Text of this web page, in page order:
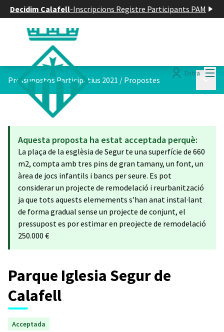
Decidim Calafell-Inscripcions Registre Participants PAM
Entra
Pressupostos Participatius 2021 / Propostes
Aquesta proposta ha estat acceptada perquè:
La plaça de la esglèsia de Segur te una superfície de 660
m2, compta amb tres pins de gran tamany, un font, un
àrea de jocs infantils i bancs per seure. Es pot
considerar un projecte de remodelació i reurbanització
ja que tots aquests elemements s'han anat instal·lant
de forma gradual sense un projecte de conjunt, el
pressupost es por estimar en preojecte de remodelació
250.000 €
Parque Iglesia Segur de
Calafell
Acceptada